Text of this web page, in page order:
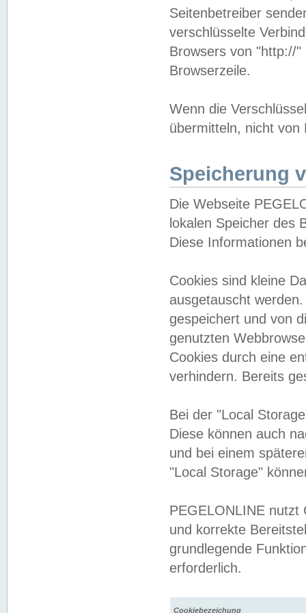
Seitenbetreiber
verschlüsselte
Browsers von "http://
Browserzeile.
Wenn die
übermitteln, nicht von
Speicherung
Die Webseite
lokalen Speicher des
Diese Informationen
Cookies sind kleine
ausgetauscht
gespeichert und von
genutzten
Cookies durch eine
verhindern. Bereits
Bei der "Local
Diese können auch
und bei einem
"Local Storage"
PEGELONLINE nutzt
und korrekte
grundlegende
erforderlich.
Cookiebezeichung